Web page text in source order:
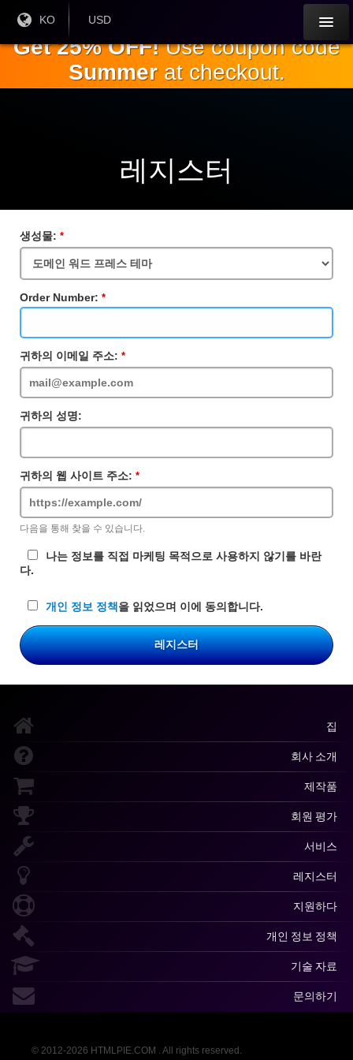
내
용
으
기
현재
KO
현재 통
USD
Get 25% OFF!Use coupon code
Summerat checkout.
레지스터
생성물:
수
입
력
Order Number:
수
력
란
귀하의 이메일 주소:
수
입
력
귀하의 성명:
귀하의 웹 사이트 주소:
수
입
력
란
다음을 통해 찾을 수 있습니다.
나는 정보를 직접 마케팅 목적으로 사용하지 않기를 바란
다.
개인 정보 정책을 읽었으며 이에 동의합니다.
레지스터
집
회사 소개
제작품
회원 평가
서비스
레지스터
지원하다
개인 정보 정책
기술 자료
문의하기
© 2012-2026 HTMLPIE.COM . All rights reserved.